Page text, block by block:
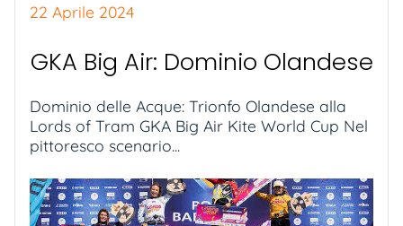
22 Aprile 2024
GKA Big Air: Dominio Olandese
Dominio delle Acque: Trionfo Olandese alla
Lords of Tram GKA Big Air Kite World Cup Nel
pittoresco scenario...